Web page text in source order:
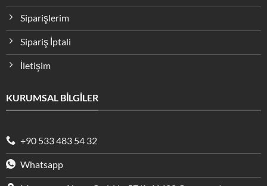
Siparişlerim
Sipariş İptali
İletişim
KURUMSAL BİLGİLER
+90 533 483 54 32
Whatsapp